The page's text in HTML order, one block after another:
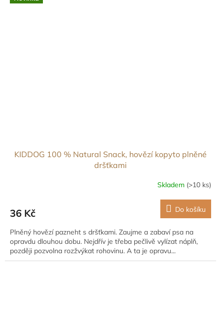
KIDDOG 100 % Natural Snack, hovězí kopyto plněné
dršťkami
Skladem (>10 ks)
36 Kč Do košíku
Plněný hovězí pazneht s dršťkami. Zaujme a zabaví psa na
opravdu dlouhou dobu. Nejdřív je třeba pečlivě vylízat náplň,
později pozvolna rozžvýkat rohovinu. A ta je opravu...